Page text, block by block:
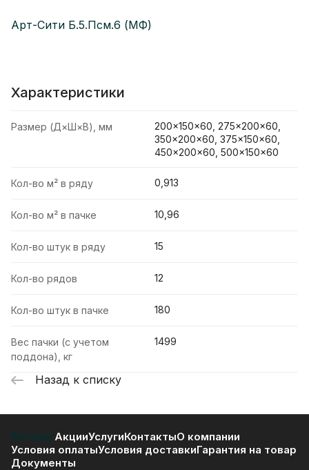
Арт-Сити Б.5.Псм.6 (МФ)
Характеристики
Размер (Д×Ш×В), мм
200×150×60, 275×200×60,
350×200×60, 375×150×60,
450×200×60, 500×150×60
Кол-во м² в ряду 0,913
Кол-во м² в пачке 10,96
Кол-во штук в ряду 15
Кол-во рядов 12
Кол-во штук в пачке 180
Вес пачки (с учетом
поддона), кг
1499
Назад к списку
КаталогАкцииУслугиКонтактыО компании
Условия оплатыУсловия доставкиГарантия на товар
Документы